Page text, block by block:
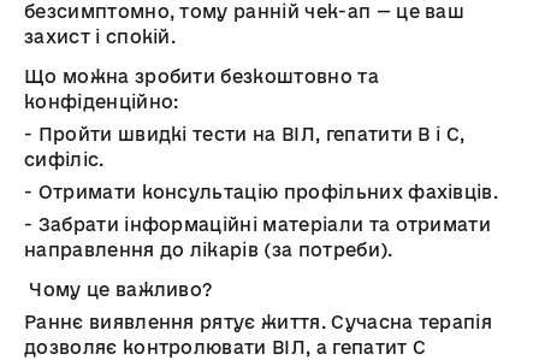
безсимптомно, тому ранній чек-ап — це ваш
захист і спокій.
Що можна зробити безкоштовно та
конфіденційно:
- Пройти швидкі тести на ВІЛ, гепатити В і С,
сифіліс.
- Отримати консультацію профільних фахівців.
- Забрати інформаційні матеріали та отримати
направлення до лікарів (за потреби).
Чому це важливо?
Раннє виявлення рятує життя. Сучасна терапія
дозволяє контролювати ВІЛ, а гепатит С